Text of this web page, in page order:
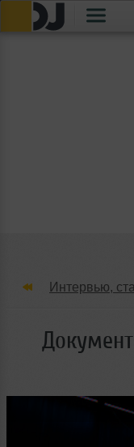
Интервью,
Танцевальные